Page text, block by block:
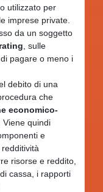
utilizzato per
imprese private.
da un soggetto
, sulle
pagare o meno i
debito di una
che
economico-
Viene quindi
e
risorse e reddito,
cassa, i rapporti